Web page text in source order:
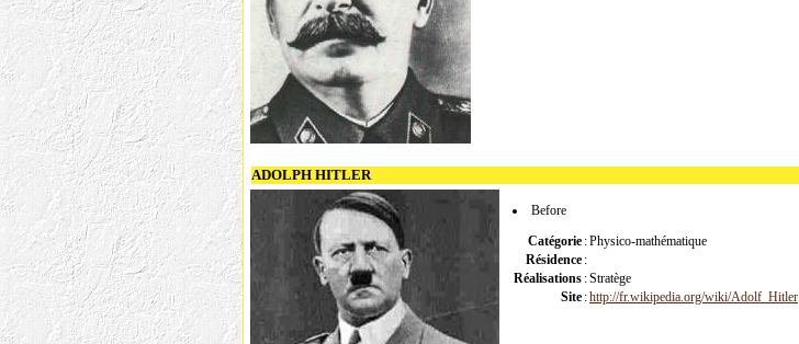
ADOLPH HITLER
Before
Catégorie :Physico-mathématique
Résidence :
Réalisations :Stratège
Site :http://fr.wikipedia.org/wiki/Adolf_Hitler